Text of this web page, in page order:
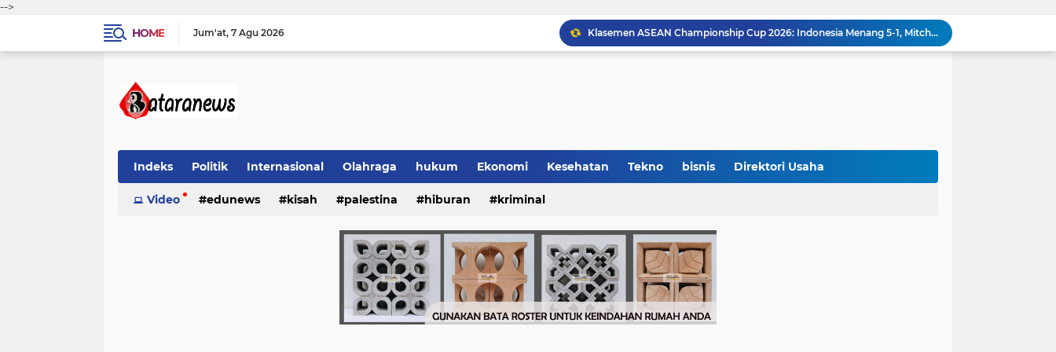
-->
HOME
Jum'at 7 Agu 2026
Klasemen ASEAN Championship Cup 2026: Indonesia Menang 5-1, Mitchell Baker Hattrick dan Puncaki Top Skor
Polda Metro Jaya Sebut Tuntutan Ganti Rugi Rp206 Juta Roy Suryo Tak Logis, Ini Alasannya
Bank Dunia: 48 Persen UMKM Batasi Penggunaan QRIS karena Khawatir Dipantau Pajak
Indeks Politik Internasional Olahraga hukum Ekonomi Kesehatan Tekno bisnis Direktori Usaha
Video edunews kisah palestina hiburan kriminal